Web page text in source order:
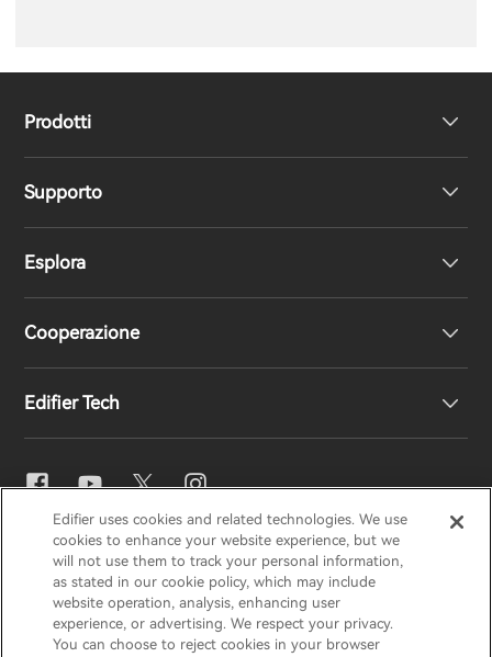
Prodotti
Cuffie
Altoparlanti
Supporto
Dichiarazione di conformità UE
Supporto prodotto
Esplora
Cooperazione
Diventa distributore
Edifier Tech
Impostazioni EQ
Snapdragon Sound™
Streaming musicale
EDIFIERAIRPULSESTAXHECATE
Italia / Italiano
Edifier uses cookies and related technologies. We use
cookies to enhance your website experience, but we
will not use them to track your personal information,
as stated in our cookie policy, which may include
website operation, analysis, enhancing user
experience, or advertising. We respect your privacy.
You can choose to reject cookies in your browser